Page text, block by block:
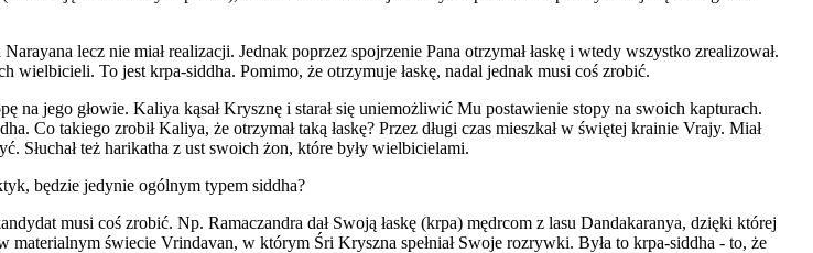
lecz nie miał realizacji. Jednak poprzez spojrzenie Pana otrzymał łaskę i wtedy wszystko zrealizował.
wielbicieli. To jest krpa-siddha. Pomimo, że otrzymuje łaskę, nadal jednak musi coś zrobić.
na jego głowie. Kaliya kąsał Krysznę i starał się uniemożliwić Mu postawienie stopy na swoich kapturach.
Co takiego zrobił Kaliya, że otrzymał taką łaskę? Przez długi czas mieszkał w świętej krainie Vrajy. Miał
Słuchał też harikatha z ust swoich żon, które były wielbicielami.
będzie jedynie ogólnym typem siddha?
musi coś zrobić. Np. Ramaczandra dał Swoją łaskę (krpa) mędrcom z lasu Dandakaranya, dzięki której
świecie Vrindavan, w którym Śri Kryszna spełniał Swoje rozrywki. Była to krpa-siddha - to, że